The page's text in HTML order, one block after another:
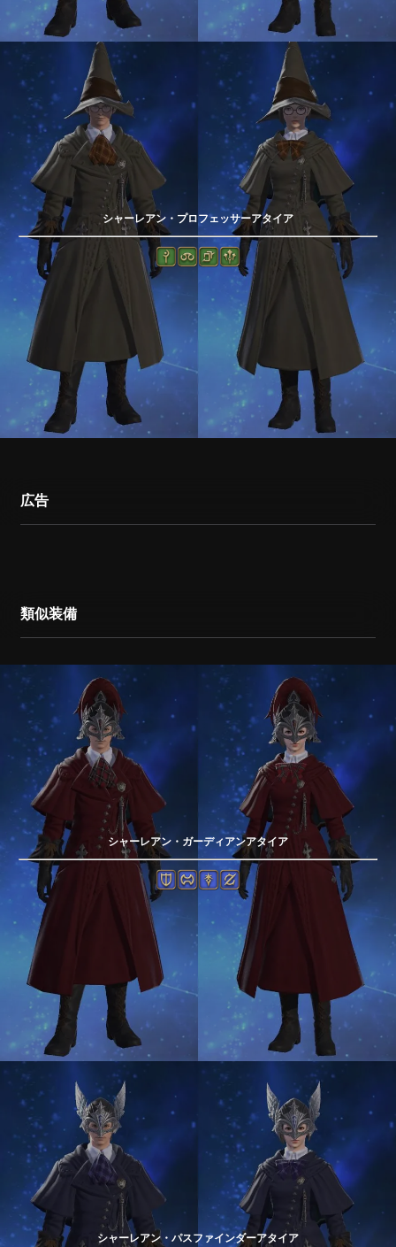
シャーレアン・プロフェッサーアタイア
広告
類似装備
シャーレアン・ガーディアンアタイア
シャーレアン・パスファインダーアタイア